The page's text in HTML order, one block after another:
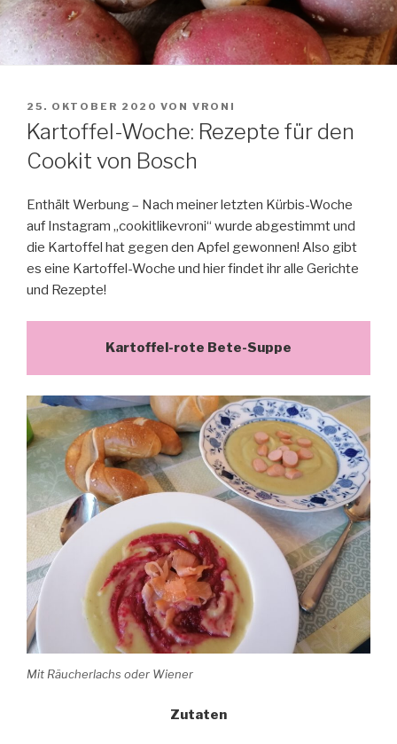
VERÖFFENTLICHT
AM
25. OKTOBER 2020 VON VRONI
Kartoffel-Woche: Rezepte für den
Cookit von Bosch
Enthält Werbung – Nach meiner letzten Kürbis-Woche
auf Instagram „cookitlikevroni“ wurde abgestimmt und
die Kartoffel hat gegen den Apfel gewonnen! Also gibt
es eine Kartoffel-Woche und hier findet ihr alle Gerichte
und Rezepte!
Kartoffel-rote Bete-Suppe
Mit Räucherlachs oder Wiener
Zutaten